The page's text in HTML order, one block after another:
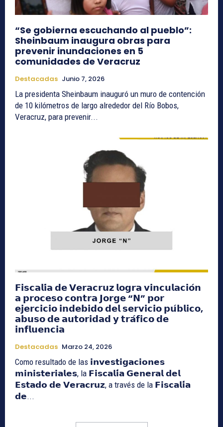
“Se gobierna escuchando al pueblo”:
Sheinbaum inaugura obras para
prevenir inundaciones en 5
comunidades de Veracruz
Destacadas Junio 7, 2026
La presidenta Sheinbaum inauguró un muro de contención
de 10 kilómetros de largo alrededor del Río Bobos,
Veracruz, para prevenir...
𝗙𝗶𝘀𝗰𝗮𝗹𝗶́𝗮 𝗱𝗲 𝗩𝗲𝗿𝗮𝗰𝗿𝘂𝘇 𝗹𝗼𝗴𝗿𝗮 𝘃𝗶𝗻𝗰𝘂𝗹𝗮𝗰𝗶𝗼́𝗻
𝗮 𝗽𝗿𝗼𝗰𝗲𝘀𝗼 𝗰𝗼𝗻𝘁𝗿𝗮 𝗝𝗼𝗿𝗴𝗲 “𝗡” 𝗽𝗼𝗿
𝗲𝗷𝗲𝗿𝗰𝗶𝗰𝗶𝗼 𝗶𝗻𝗱𝗲𝗯𝗶𝗱𝗼 𝗱𝗲𝗹 𝘀𝗲𝗿𝘃𝗶𝗰𝗶𝗼 𝗽𝘂́𝗯𝗹𝗶𝗰𝗼,
𝗮𝗯𝘂𝘀𝗼 𝗱𝗲 𝗮𝘂𝘁𝗼𝗿𝗶𝗱𝗮𝗱 𝘆 𝘁𝗿𝗮́𝗳𝗶𝗰𝗼 𝗱𝗲
𝗶𝗻𝗳𝗹𝘂𝗲𝗻𝗰𝗶𝗮
Destacadas Marzo 24, 2026
Como resultado de las 𝗶𝗻𝘃𝗲𝘀𝘁𝗶𝗴𝗮𝗰𝗶𝗼𝗻𝗲𝘀
𝗺𝗶𝗻𝗶𝘀𝘁𝗲𝗿𝗶𝗮𝗹𝗲𝘀, la 𝗙𝗶𝘀𝗰𝗮𝗹𝗶́𝗮 𝗚𝗲𝗻𝗲𝗿𝗮𝗹 𝗱𝗲𝗹
𝗘𝘀𝘁𝗮𝗱𝗼 𝗱𝗲 𝗩𝗲𝗿𝗮𝗰𝗿𝘂𝘇, a través de la 𝗙𝗶𝘀𝗰𝗮𝗹𝗶́𝗮
𝗱𝗲...